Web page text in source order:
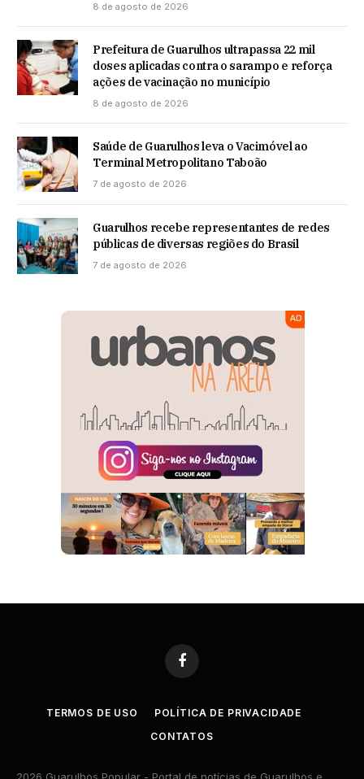
8 de agosto de 2026
Prefeitura de Guarulhos ultrapassa 22 mil
doses aplicadas contra o sarampo e reforça
ações de vacinação no município
8 de agosto de 2026
Saúde de Guarulhos leva o Vacimóvel ao
Terminal Metropolitano Taboão
7 de agosto de 2026
Guarulhos recebe representantes de redes
públicas de diversas regiões do Brasil
7 de agosto de 2026
Facebook
TERMOS DE USO
POLÍTICA DE PRIVACIDADE
CONTATOS
2026 Guarulhos Popular - Portal de notícias de Guarulhos e